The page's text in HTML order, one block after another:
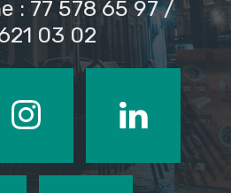
: 77 578 65 97 /
03 02